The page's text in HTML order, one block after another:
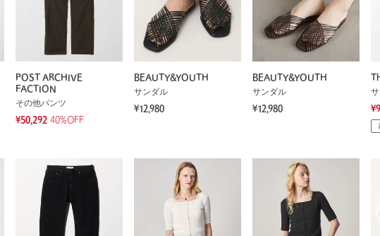
POST ARCHIVE
FACTION
その他パンツ
¥50,292 40%OFF
BEAUTY&YOUTH
サンダル
¥12,980
BEAUTY&YOUTH
サンダル
¥12,980